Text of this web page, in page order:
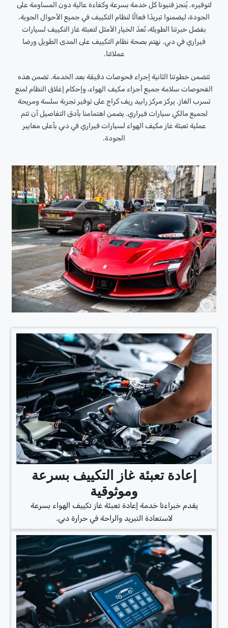
لتوفيره. يُنجز فنيونا كل خدمة بسرعة وكفاءة عالية دون المساومة على
الجودة، ليضمنوا تبريدًا فعالًا لنظام التكييف في جميع الأحوال الجوية.
بفضل خبرتنا الطويلة، نُعدّ الخيار الأمثل لتعبئة غاز التكييف لسيارات
فيراري في دبي. نهتم بصحة نظام التكييف على المدى الطويل ورضا
عملائنا.
تتضمن خطوتنا الثانية إجراء فحوصات دقيقة بعد الخدمة. تضمن هذه
الفحوصات سلامة جميع أجزاء مكيف الهواء، وإحكام إغلاق النظام لمنع
تسرب الغاز. يركز مركز رابيد ريف كراج على توفير تجربة سلسة ومريحة
لجميع مالكي سيارات فيراري. يضمن اهتمامنا بأدق التفاصيل أن تتم
عملية تعبئة غاز مكيف الهواء لسيارات فيراري في دبي بأعلى معايير
الجودة.
إعادة تعبئة غاز التكييف بسرعة
وموثوقية
يقدم خبراءنا خدمة إعادة تعبئة غاز تكييف الهواء بسرعة
لاستعادة التبريد والراحة في حرارة دبي.